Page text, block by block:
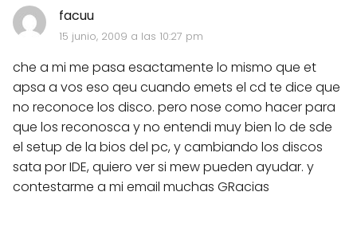
facuu
15 junio, 2009 a las 10:27 pm
che a mi me pasa esactamente lo mismo que et
apsa a vos eso qeu cuando emets el cd te dice que
no reconoce los disco. pero nose como hacer para
que los reconosca y no entendi muy bien lo de sde
el setup de la bios del pc, y cambiando los discos
sata por IDE, quiero ver si mew pueden ayudar. y
contestarme a mi email muchas GRacias